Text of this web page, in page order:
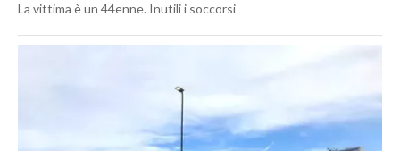
La vittima è un 44enne. Inutili i soccorsi